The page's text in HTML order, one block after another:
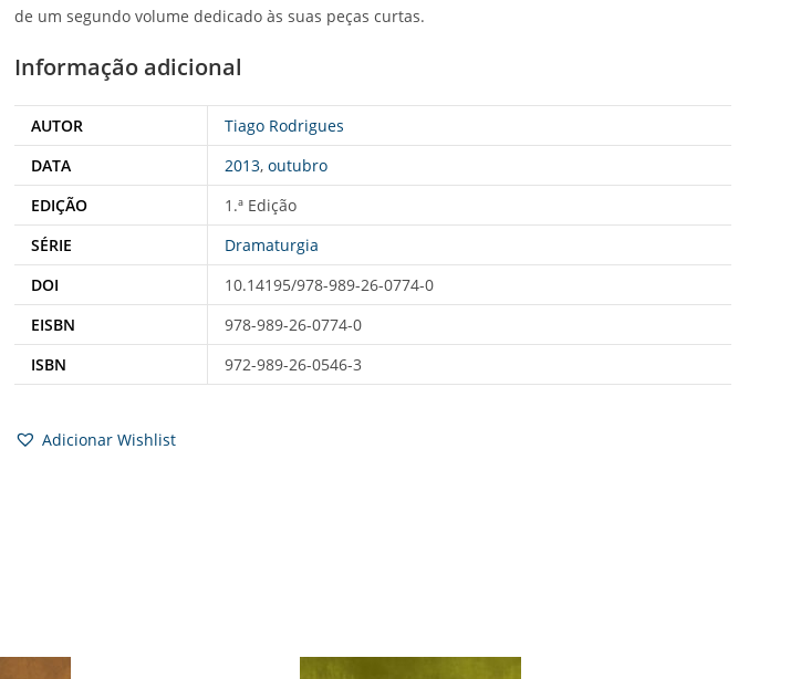
de um segundo volume dedicado às suas peças curtas.
Informação adicional
AUTOR
Tiago Rodrigues
DATA
2013, outubro
EDIÇÃO
1.ª Edição
SÉRIE
Dramaturgia
DOI
10.14195/978-989-26-0774-0
EISBN
978-989-26-0774-0
ISBN
972-989-26-0546-3
Adicionar Wishlist